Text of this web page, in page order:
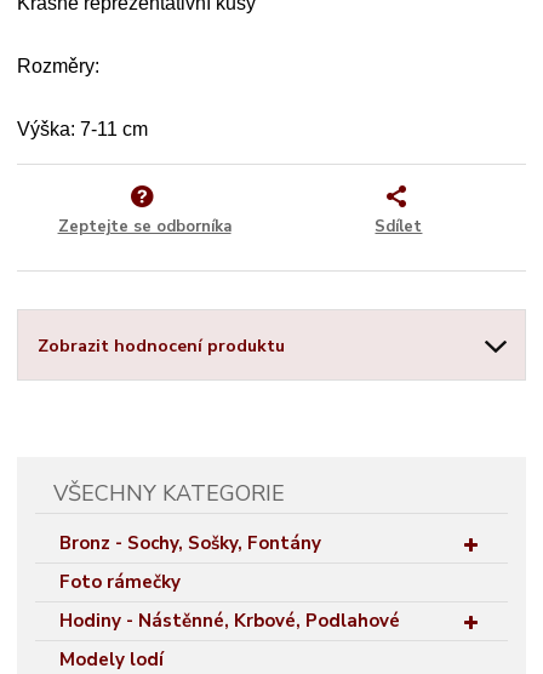
Rozměry:
Výška: 7-11 cm
Zeptejte se odborníka Sdílet
Zobrazit hodnocení produktu
VŠECHNY KATEGORIE
Bronz - Sochy, Sošky, Fontány
Foto rámečky
Hodiny - Nástěnné, Krbové, Podlahové
Modely lodí